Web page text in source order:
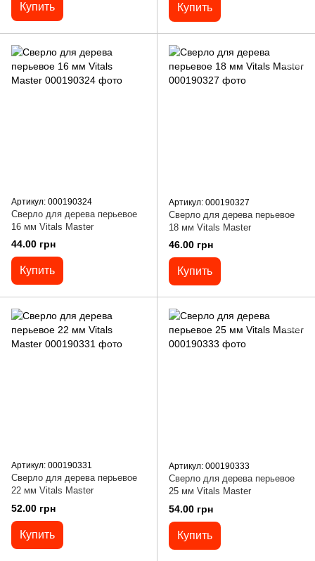
Купить Купить
Артикул: 000190324
Сверло для дерева перьевое
16 мм Vitals Master
44.00 грн
Купить
Артикул: 000190327
Сверло для дерева перьевое
18 мм Vitals Master
46.00 грн
Купить
Артикул: 000190331
Сверло для дерева перьевое
22 мм Vitals Master
52.00 грн
Купить
Артикул: 000190333
Сверло для дерева перьевое
25 мм Vitals Master
54.00 грн
Купить